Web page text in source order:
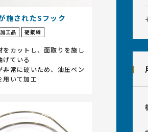
施されたSフック
工品 硬鋼線
をカットし、面取りを施し
げている
非常に硬いため、油圧ベン
用いて加工